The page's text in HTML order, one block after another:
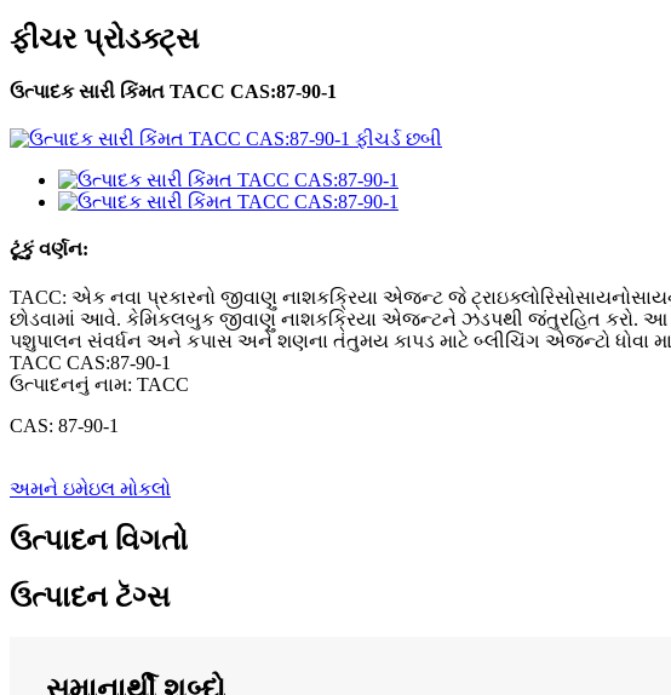
ફીચર પ્રોડક્ટ્સ
ઉત્પાદક સારી કિંમત TACC CAS:87-90-1
ટૂંકું વર્ણન:
TACC: એક નવા પ્રકારનો જીવાણુ નાશકક્રિયા એજન્ટ જે
છોડવામાં આવે. કેમિકલબુક જીવાણુ નાશકક્રિયા એજન્ટને ઝડપથી જંતુરહિત કરો. આ
પશુપાલન સંવર્ધન અને કપાસ અને શણના તંતુમય કાપડ માટે બ્લીચિંગ એજન્ટો ધોવા માટે
TACC CAS:87-90-1
ઉત્પાદનનું નામ: TACC
CAS: 87-90-1
અમને ઇમેઇલ મોકલો
ઉત્પાદન વિગતો
ઉત્પાદન ટૅગ્સ